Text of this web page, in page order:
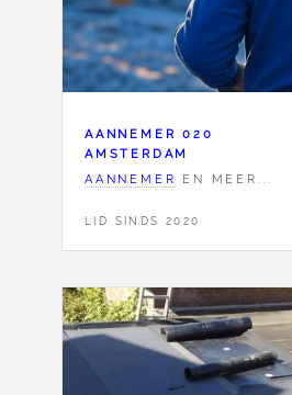
AANNEMER 020
AMSTERDAM
AANNEMER
EN MEER...
LID SINDS 2020